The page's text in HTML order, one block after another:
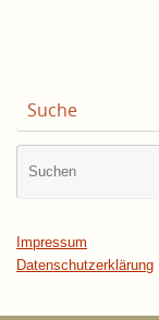
Suche
Impressum
Datenschutzerklärung